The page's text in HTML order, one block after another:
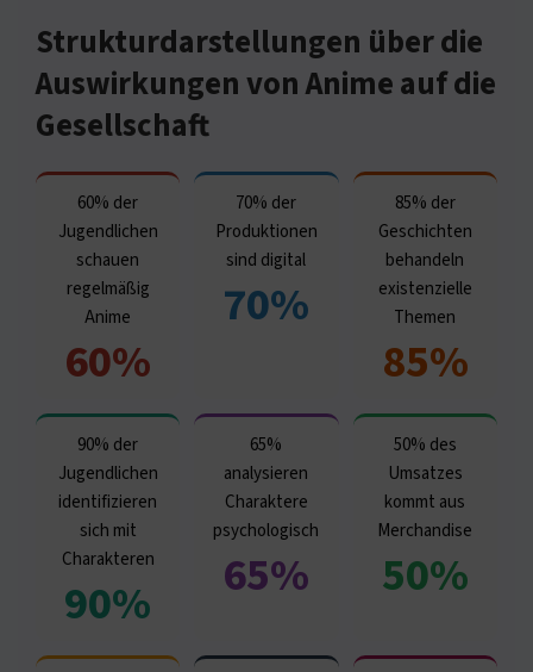
Strukturdarstellungen über die
Auswirkungen von Anime auf die
Gesellschaft
60% der
Jugendlichen
schauen
regelmäßig
Anime
60%
70% der
Produktionen
sind digital
70%
85% der
Geschichten
behandeln
existenzielle
Themen
85%
90% der
Jugendlichen
identifizieren
sich mit
Charakteren
90%
65%
analysieren
Charaktere
psychologisch
65%
50% des
Umsatzes
kommt aus
Merchandise
50%